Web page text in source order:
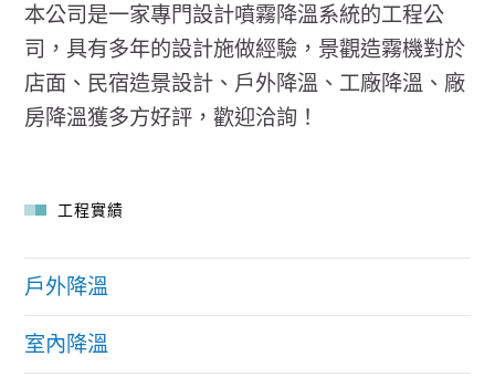
本公司是一家專門設計噴霧降溫系統的工程公
司，具有多年的設計施做經驗，景觀造霧機對於
店面、民宿造景設計、戶外降溫、工廠降溫、廠
房降溫獲多方好評，歡迎洽詢！
工程實績
戶外降溫
室內降溫